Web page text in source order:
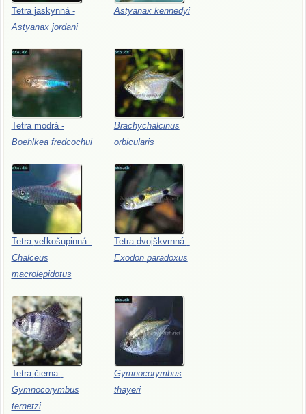
Tetra jaskynná -
Astyanax jordani
Astyanax kennedyi
Tetra modrá -
Boehlkea fredcochui
Brachychalcinus
orbicularis
Tetra veľkošupinná -
Chalceus
macrolepidotus
Tetra dvojškvrnná -
Exodon paradoxus
Tetra čierna -
Gymnocorymbus
ternetzi
Gymnocorymbus
thayeri